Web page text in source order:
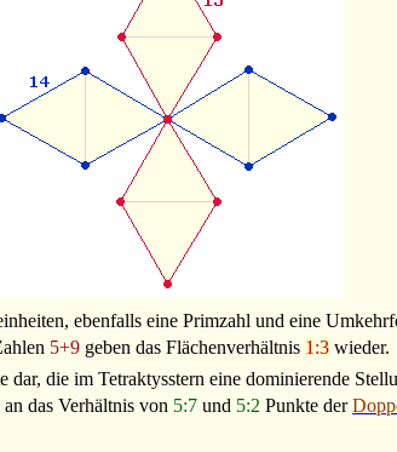
ebenfalls eine Primzahl und eine
5+9 geben das Flächenverhältnis 1 :3 wieder.
die im Tetraktysstern eine dominierende
das Verhältnis von 5:7 und 5:2 Punkte der